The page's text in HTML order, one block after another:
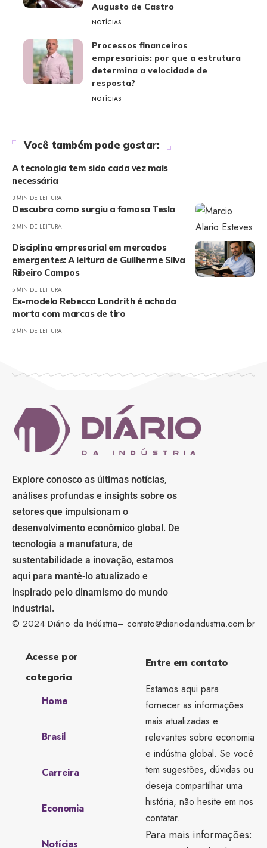
Augusto de Castro
NOTÍCIAS
Processos financeiros
empresariais: por que a estrutura
determina a velocidade de
resposta?
NOTÍCIAS
Você também pode gostar:
A tecnologia tem sido cada vez mais
necessária
3 MIN DE LEITURA
Descubra como surgiu a famosa Tesla
2 MIN DE LEITURA
Disciplina empresarial em mercados
emergentes: A leitura de Guilherme Silva
Ribeiro Campos
5 MIN DE LEITURA
Ex-modelo Rebecca Landrith é achada
morta com marcas de tiro
2 MIN DE LEITURA
Explore conosco as últimas notícias,
análises profundas e insights sobre os
setores que impulsionam o
desenvolvimento econômico global. De
tecnologia a manufatura, de
sustentabilidade a inovação, estamos
aqui para mantê-lo atualizado e
inspirado pelo dinamismo do mundo
industrial.
© 2024 Diário da Indústria– contato@diariodaindustria.com.br
Acesse por
categoria
Home
Brasil
Carreira
Economia
Notícias
Entre em contato
Estamos aqui para
fornecer as informações
mais atualizadas e
relevantes sobre economia
e indústria global. Se você
tem sugestões, dúvidas ou
deseja compartilhar uma
história, não hesite em nos
contatar.
Para mais informações: